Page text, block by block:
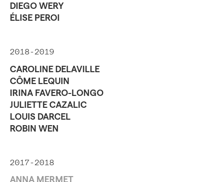
DIEGO WERY
ÉLISE PEROI
2018-2019
CAROLINE DELAVILLE
CÔME LEQUIN
IRINA FAVERO-LONGO
JULIETTE CAZALIC
LOUIS DARCEL
ROBIN WEN
2017-2018
ANNA MERMET